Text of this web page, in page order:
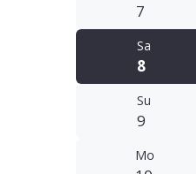
7
Sa
8
Su
9
Mo